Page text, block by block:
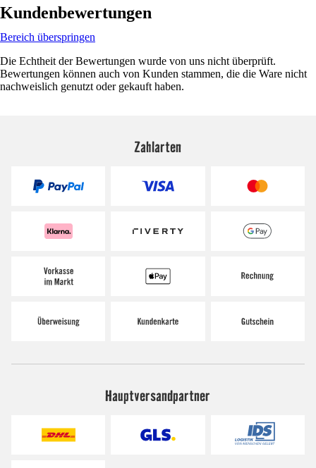
Kundenbewertungen
Bereich überspringen
Die Echtheit der Bewertungen wurde von uns nicht überprüft.
Bewertungen können auch von Kunden stammen, die die Ware nicht
nachweislich genutzt oder gekauft haben.
Zahlarten
Hauptversandpartner